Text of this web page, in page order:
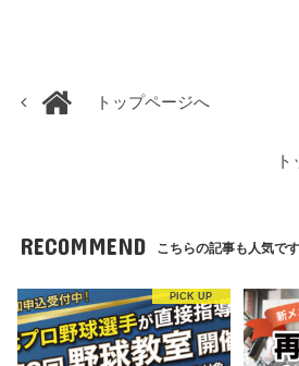
トップページへ
RECOMMEND こちらの記事も人気です
PICK UP